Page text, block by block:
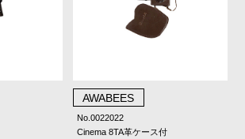
AWABEES
No.0022022
Cinema 8TA革ケース付